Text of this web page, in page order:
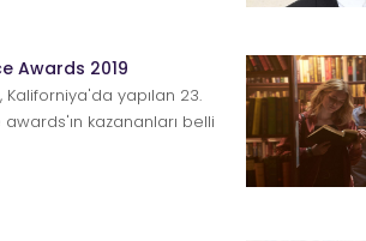
Awards 2019
Kaliforniya'da yapılan 23.
kazananları belli